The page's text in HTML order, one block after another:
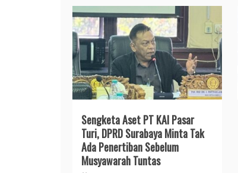
Sengketa Aset PT KAI Pasar
Turi, DPRD Surabaya Minta Tak
Ada Penertiban Sebelum
Musyawarah Tuntas